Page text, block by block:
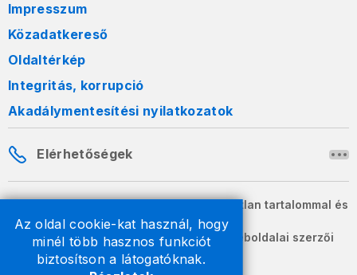
Az oldal cookie-kat használ, hogy
minél több hasznos funkciót
biztosítson a látogatóknak.
Impresszum
Közadatkereső
Oldaltérkép
Integritás, korrupció
Akadálymentesítési nyilatkozatok
Elérhetőségek
A honlapon szereplő információk változatlan tartalommal és
formában szabadon terjeszthetők.
2026 © A Nemzeti Adó- és Vámhivatal weboldalai szerzői
jogvédelem alatt állnak.